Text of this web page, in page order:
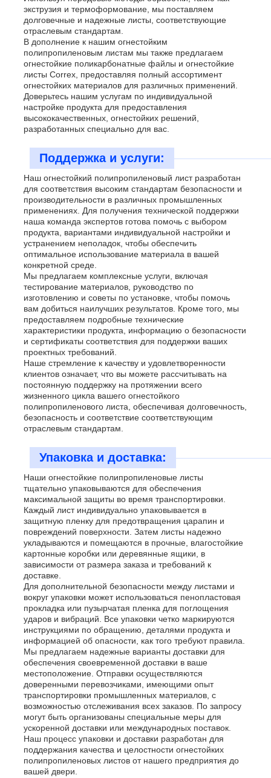
экструзия и термоформование, мы поставляем
долговечные и надежные листы, соответствующие
отраслевым стандартам.
В дополнение к нашим огнестойким
полипропиленовым листам мы также предлагаем
огнестойкие поликарбонатные файлы и огнестойкие
листы Correx, предоставляя полный ассортимент
огнестойких материалов для различных применений.
Доверьтесь нашим услугам по индивидуальной
настройке продукта для предоставления
высококачественных, огнестойких решений,
разработанных специально для вас.
Поддержка и услуги:
Наш огнестойкий полипропиленовый лист разработан
для соответствия высоким стандартам безопасности и
производительности в различных промышленных
применениях. Для получения технической поддержки
наша команда экспертов готова помочь с выбором
продукта, вариантами индивидуальной настройки и
устранением неполадок, чтобы обеспечить
оптимальное использование материала в вашей
конкретной среде.
Мы предлагаем комплексные услуги, включая
тестирование материалов, руководство по
изготовлению и советы по установке, чтобы помочь
вам добиться наилучших результатов. Кроме того, мы
предоставляем подробные технические
характеристики продукта, информацию о безопасности
и сертификаты соответствия для поддержки ваших
проектных требований.
Наше стремление к качеству и удовлетворенности
клиентов означает, что вы можете рассчитывать на
постоянную поддержку на протяжении всего
жизненного цикла вашего огнестойкого
полипропиленового листа, обеспечивая долговечность,
безопасность и соответствие соответствующим
отраслевым стандартам.
Упаковка и доставка:
Наши огнестойкие полипропиленовые листы
тщательно упаковываются для обеспечения
максимальной защиты во время транспортировки.
Каждый лист индивидуально упаковывается в
защитную пленку для предотвращения царапин и
повреждений поверхности. Затем листы надежно
укладываются и помещаются в прочные, влагостойкие
картонные коробки или деревянные ящики, в
зависимости от размера заказа и требований к
доставке.
Для дополнительной безопасности между листами и
вокруг упаковки может использоваться пенопластовая
прокладка или пузырчатая пленка для поглощения
ударов и вибраций. Все упаковки четко маркируются
инструкциями по обращению, деталями продукта и
информацией об опасности, как того требуют правила.
Мы предлагаем надежные варианты доставки для
обеспечения своевременной доставки в ваше
местоположение. Отправки осуществляются
доверенными перевозчиками, имеющими опыт
транспортировки промышленных материалов, с
возможностью отслеживания всех заказов. По запросу
могут быть организованы специальные меры для
ускоренной доставки или международных поставок.
Наш процесс упаковки и доставки разработан для
поддержания качества и целостности огнестойких
полипропиленовых листов от нашего предприятия до
вашей двери.